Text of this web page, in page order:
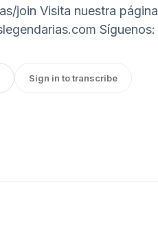
join Visita nuestra página
Síguenos:
Sign in to transcribe